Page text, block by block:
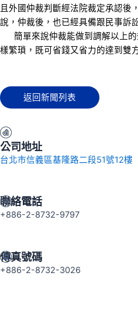
且外國仲裁判斷經法院裁定承認後
說，仲裁後，也已經具備跟民事訴
簡單來說仲裁能做到調解以上的
樣繁瑣，既可省錢又省力的達到雙
返回新聞列表
公司地址
台北市信義區基隆路二段51號12樓
聯絡電話
+886-2-8732-9797
傳真號碼
+886-2-8732-3026